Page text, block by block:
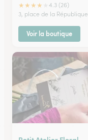
★★★★
4.3 (26)
3, place de la République
Voir la boutique